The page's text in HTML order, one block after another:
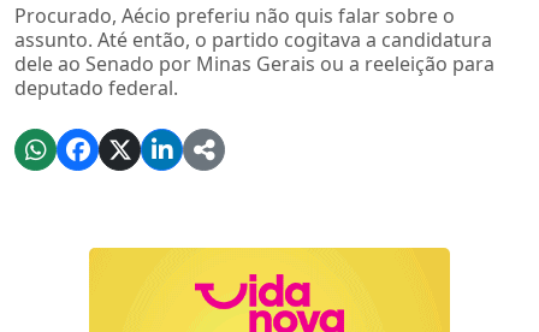
Procurado, Aécio preferiu não quis falar sobre o
assunto. Até então, o partido cogitava a candidatura
dele ao Senado por Minas Gerais ou a reeleição para
deputado federal.